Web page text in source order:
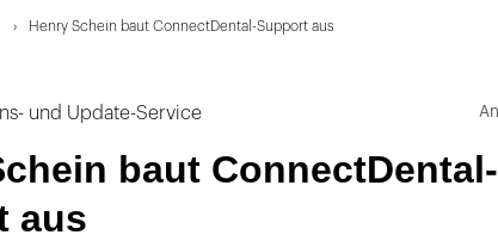
Henry Schein baut ConnectDental-Support aus
und Update-Service
baut ConnectDental-
aus